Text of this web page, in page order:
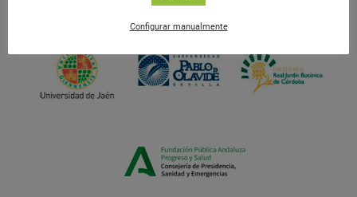
Configurar manualmente